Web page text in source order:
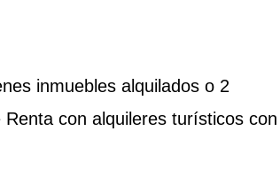
inmuebles alquilados o 2
con alquileres turísticos con